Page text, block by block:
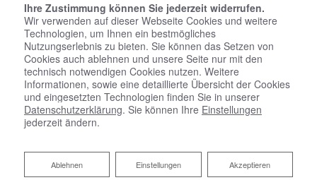
Ihre Zustimmung können Sie jederzeit widerrufen.
Wir verwenden auf dieser Webseite Cookies und weitere
Technologien, um Ihnen ein bestmögliches
Nutzungserlebnis zu bieten. Sie können das Setzen von
Cookies auch ablehnen und unsere Seite nur mit den
technisch notwendigen Cookies nutzen. Weitere
Informationen, sowie eine detaillierte Übersicht der Cookies
und eingesetzten Technologien finden Sie in unserer
Datenschutzerklärung. Sie können Ihre Einstellungen
jederzeit ändern.
Akzeptieren
Einstellungen
Ablehnen
Ablehnen